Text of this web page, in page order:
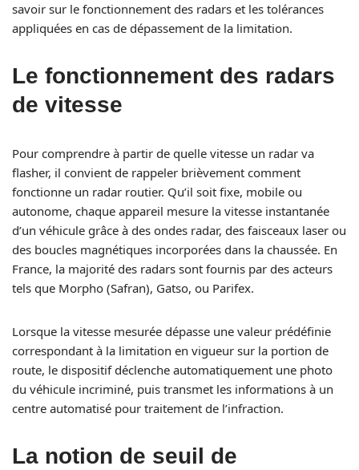
savoir sur le fonctionnement des radars et les tolérances
appliquées en cas de dépassement de la limitation.
Le fonctionnement des radars
de vitesse
Pour comprendre à partir de quelle vitesse un radar va
flasher, il convient de rappeler brièvement comment
fonctionne un radar routier. Qu’il soit fixe, mobile ou
autonome, chaque appareil mesure la vitesse instantanée
d’un véhicule grâce à des ondes radar, des faisceaux laser ou
des boucles magnétiques incorporées dans la chaussée. En
France, la majorité des radars sont fournis par des acteurs
tels que Morpho (Safran), Gatso, ou Parifex.
Lorsque la vitesse mesurée dépasse une valeur prédéfinie
correspondant à la limitation en vigueur sur la portion de
route, le dispositif déclenche automatiquement une photo
du véhicule incriminé, puis transmet les informations à un
centre automatisé pour traitement de l’infraction.
La notion de seuil de